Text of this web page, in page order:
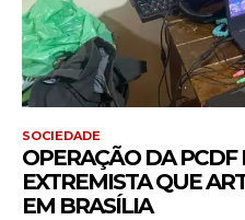
SOCIEDADE
OPERAÇÃO DA
EXTREMISTA QUE
EM BRASÍLIA